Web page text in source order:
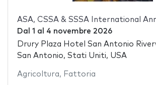
ASA, CSSA & SSSA International
Dal 1 al 4 novembre 2026
Drury Plaza Hotel San Antonio
San Antonio, Stati Uniti, USA
Agricoltura, Fattoria